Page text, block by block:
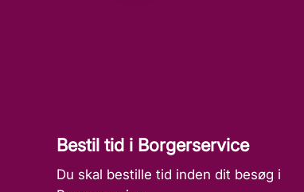
Bestil tid i Borgerservice
Du skal bestille tid inden dit besøg i